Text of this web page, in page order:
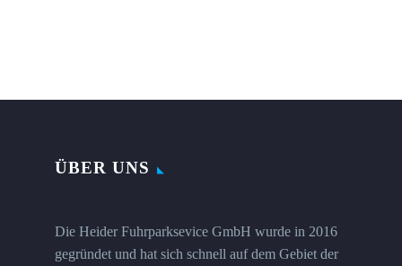
ÜBER UNS
Die Heider Fuhrparksevice GmbH wurde in 2016
gegründet und hat sich schnell auf dem Gebiet der